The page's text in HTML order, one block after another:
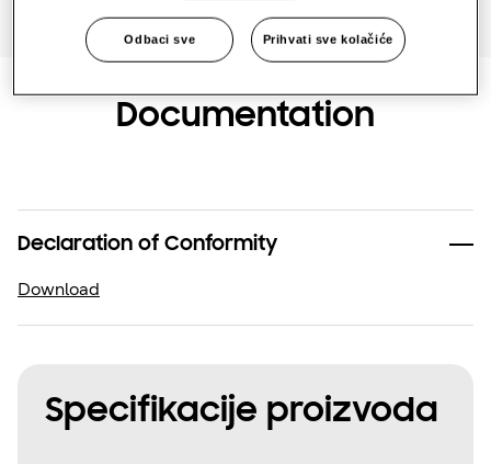
Documentation
Declaration of Conformity
Download
Specifikacije proizvoda
Odbaci sve Prihvati sve kolačiće